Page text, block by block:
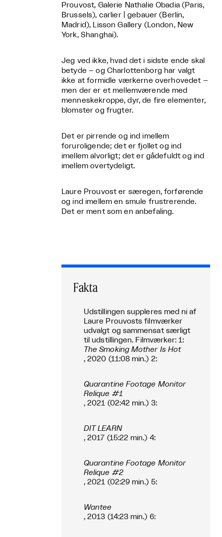
Prouvost, Galerie Nathalie Obadia (Paris,
Brussels), carlier | gebauer (Berlin,
Madrid), Lisson Gallery (London, New
York, Shanghai).
Jeg ved ikke, hvad det i sidste ende skal
betyde – og Charlottenborg har valgt
ikke at formidle værkerne overhovedet –
men der er et mellemværende med
menneskekroppe, dyr, de fire elementer,
blomster og frugter.
Det er pirrende og ind imellem
foruroligende; det er fjollet og ind
imellem alvorligt; det er gådefuldt og ind
imellem overtydeligt.
Laure Prouvost er særegen, forførende
og ind imellem en smule frustrerende.
Det er ment som en anbefaling.
Fakta
Udstillingen suppleres med ni af
Laure Prouvosts filmværker
udvalgt og sammensat særligt
til udstillingen. Filmværker: 1:
The Smoking Mother Is Hot
, 2020 (11:08 min.) 2:
Quarantine Footage Monitor
Relique #1
, 2021 (02:42 min.) 3:
DIT LEARN
, 2017 (15:22 min.) 4:
Quarantine Footage Monitor
Relique #2
, 2021 (02:29 min.) 5:
Wantee
, 2013 (14:23 min.) 6: